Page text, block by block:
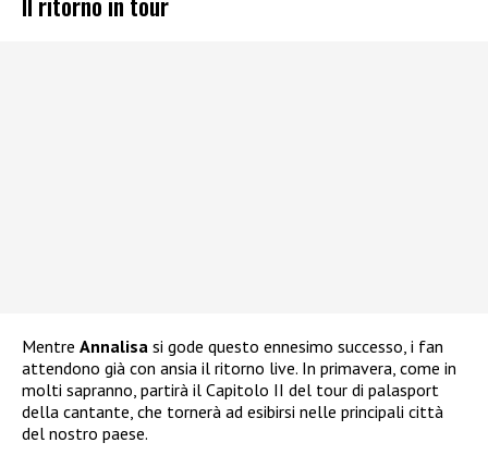
Mentre Annalisa si gode questo ennesimo successo, i fan
attendono già con ansia il ritorno live. In primavera, come in
molti sapranno, partirà il Capitolo II del tour di palasport
della cantante, che tornerà ad esibirsi nelle principali città
del nostro paese.